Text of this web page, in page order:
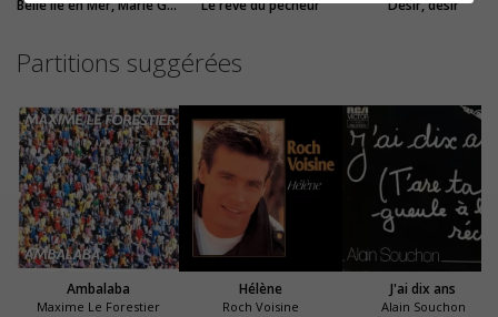
Belle Ile en Mer, Marie Galante Le rêve du pecheur Désir, désir
Partitions suggérées
Ambalaba
Maxime Le Forestier
Hélène
Roch Voisine
J'ai dix ans
Alain Souchon